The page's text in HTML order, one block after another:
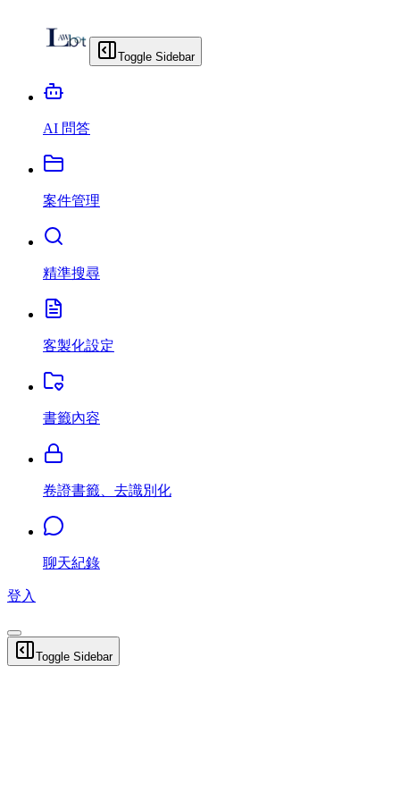
Toggle Sidebar
AI 問答
案件管理
精準搜尋
客製化設定
書籤內容
卷證書籤、去識別化
聊天紀錄
登入
Toggle Sidebar